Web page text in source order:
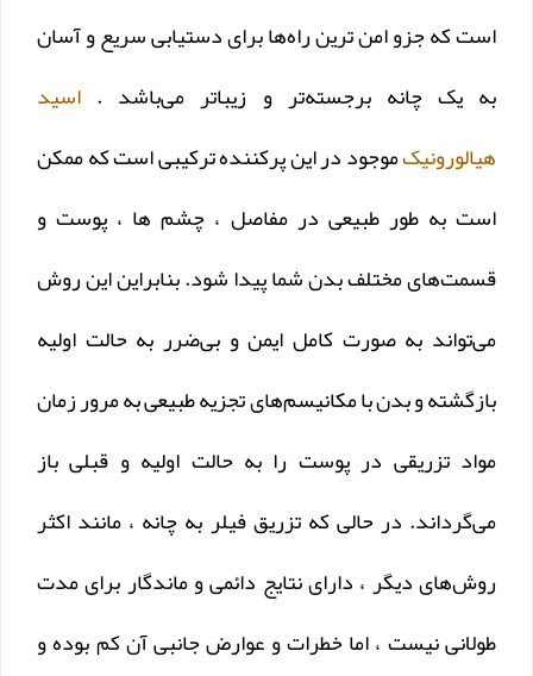
است که جزو امن ترین راه‌ها برای دستیابی سریع و آسان
به یک چانه برجسته‌تر و زیباتر می‌باشد . اسید
هیالورونیکموجود در این پرکننده ترکیبی است که ممکن
است به طور طبیعی در مفاصل ، چشم ها ، پوست و
قسمت‌های مختلف بدن شما پیدا شود. بنابراین این روش
می‌تواند به صورت کامل ایمن و بی‌ضرر به حالت اولیه
بازگشته و بدن با مکانیسم‌های تجزیه طبیعی به مرور زمان
مواد تزریقی در پوست را به حالت اولیه و قبلی باز
می‌گرداند. در حالی که تزریق فیلر به چانه ، مانند اکثر
روش‌های دیگر ، دارای نتایج دائمی و ماندگار برای مدت
طولانی نیست ، اما خطرات و عوارض جانبی آن کم بوده و